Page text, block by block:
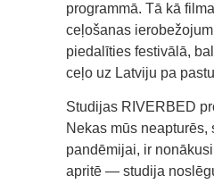
programmā. Tā kā
ceļošanas
piedalīties festivālā,
ceļo uz Latviju pa
Studijas RIVERBED
Nekas mūs neapturēs,
pandēmijai, ir
apritē — studija